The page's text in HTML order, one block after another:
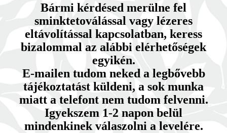
Bármi kérdésed merülne fel
sminktetoválással vagy lézeres
eltávolítással kapcsolatban, keress
bizalommal az alábbi elérhetőségek
egyikén.
E-mailen tudom neked a legbővebb
tájékoztatást küldeni, a sok munka
miatt a telefont nem tudom felvenni.
Igyekszem 1-2 napon belül
mindenkinek válaszolni a levelére.